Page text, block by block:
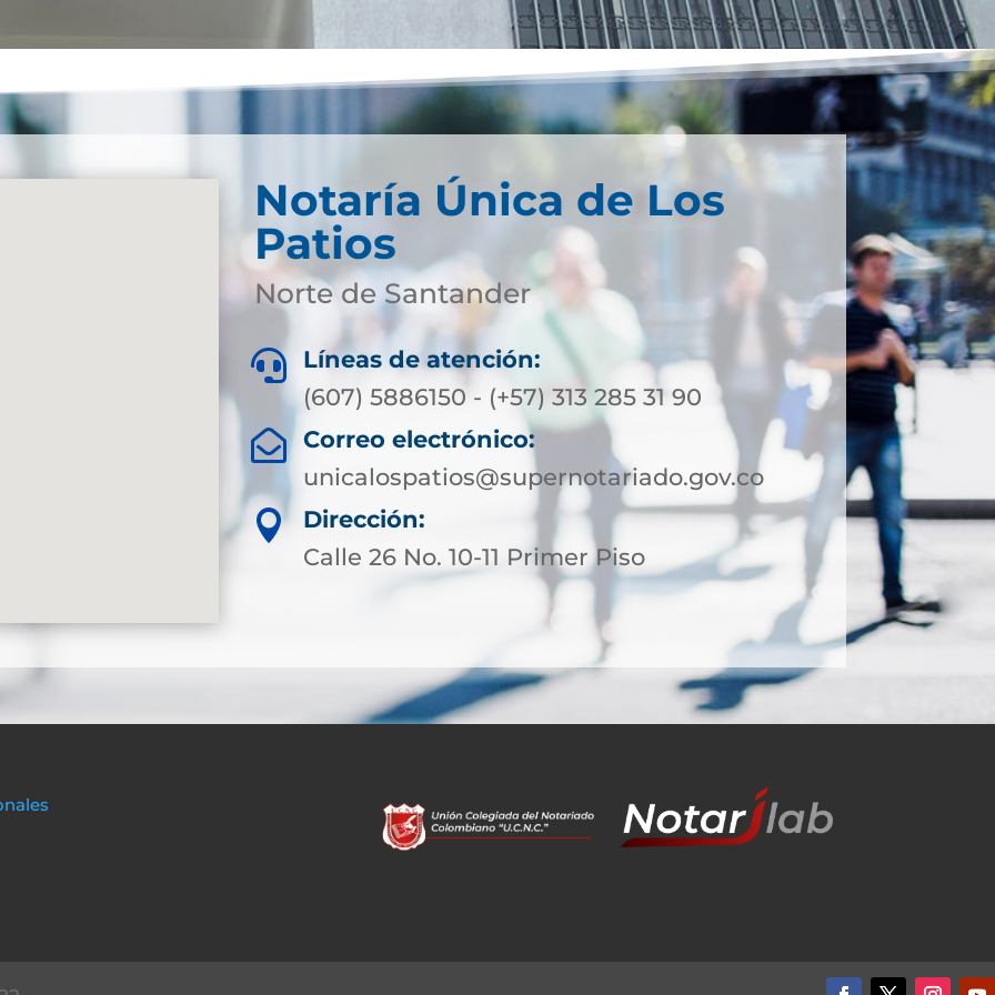
Notaría Única de Los
Patios
Norte de Santander

Líneas de atención:
(607) 5886150 - (+57) 313 285 31 90

Correo electrónico:
unicalospatios@supernotariado.gov.co

Dirección:
Calle 26 No. 10-11 Primer Piso